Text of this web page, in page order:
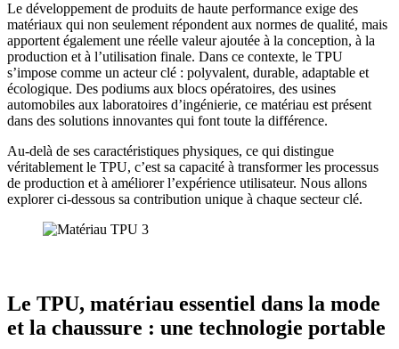
Le développement de produits de haute performance exige des
matériaux qui non seulement répondent aux normes de qualité, mais
apportent également une réelle valeur ajoutée à la conception, à la
production et à l’utilisation finale. Dans ce contexte, le TPU
s’impose comme un acteur clé : polyvalent, durable, adaptable et
écologique. Des podiums aux blocs opératoires, des usines
automobiles aux laboratoires d’ingénierie, ce matériau est présent
dans des solutions innovantes qui font toute la différence.
Au-delà de ses caractéristiques physiques, ce qui distingue
véritablement le TPU, c’est sa capacité à transformer les processus
de production et à améliorer l’expérience utilisateur. Nous allons
explorer ci-dessous sa contribution unique à chaque secteur clé.
Le TPU, matériau essentiel dans la mode
et la chaussure : une technologie portable